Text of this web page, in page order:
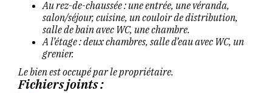
Au rez-de-chaussée : une entrée, une véranda,
salon/séjour, cuisine, un couloir de distribution,
salle de bain avec WC, une chambre.
A l’étage : deux chambres, salle d’eau avec WC, un
grenier.
Le bien est occupé par le propriétaire.
Fichiers joints :